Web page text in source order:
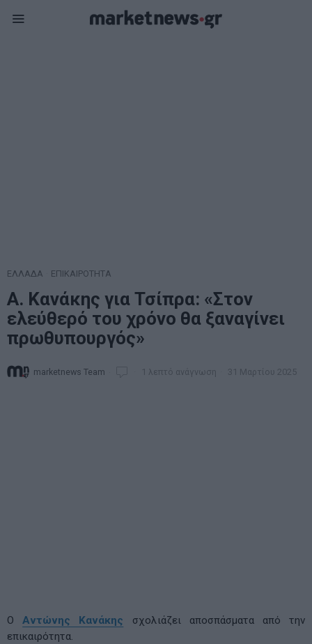
ΕΛΛΑΔΑ ΕΠΙΚΑΙΡΟΤΗΤΑ
Α. Κανάκης για Τσίπρα: «Στον
ελεύθερό του χρόνο θα ξαναγίνει
πρωθυπουργός»
marketnews Team 1 λεπτό ανάγνωση 31 Μαρτίου 2025
ΟΑντώνης Κανάκης σχολιάζει αποσπάσματα από την
επικαιρότητα.